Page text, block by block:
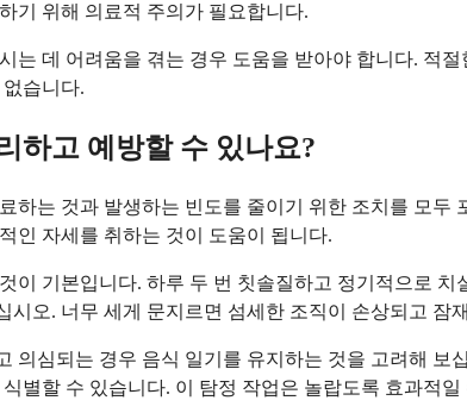
기 위해 의료적 주의가 필요합니다.
는 데 어려움을 겪는 경우 도움을 받아야 합니다. 적
습니다.
하고 예방할 수 있나요?
하는 것과 발생하는 빈도를 줄이기 위한 조치를 모
인 자세를 취하는 것이 도움이 됩니다.
이 기본입니다. 하루 두 번 칫솔질하고 정기적으로
시오. 너무 세게 문지르면 섬세한 조직이 손상되고 잠
의심되는 경우 음식 일기를 유지하는 것을 고려해
별할 수 있습니다. 이 탐정 작업은 놀랍도록 효과적일